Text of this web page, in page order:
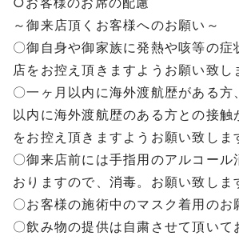
～御来店頂くお客様へのお願い～
〇御自身や御家族に発熱や咳等の症
店をお控え頂きますようお願い致し
〇一ヶ月以内に海外渡航歴がある方
以内に海外渡航歴のある方との接触
をお控え頂きますようお願い致しま
〇御来店前には手指用のアルコール
おりますので、消毒。お願い致しま
〇お客様の施術中のマスク着用のお
〇飲み物の提供は自粛させて頂いて